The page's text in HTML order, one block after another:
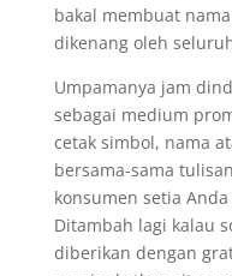
bakal membuat
dikenang oleh
Umpamanya jam
sebagai medium
cetak simbol, nama
bersama-sama
konsumen setia
Ditambah lagi kalau
diberikan dengan